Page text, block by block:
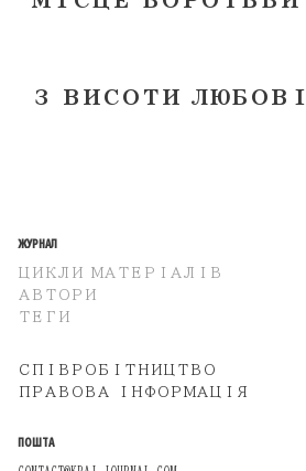
З ВИСОТИ ЛЮБОВІ
ЖУРНАЛ
ЦИКЛИ МАТЕРІАЛІВ
АВТОРИ
ТЕГИ
СПІВРОБІТНИЦТВО
ПРАВОВА ІНФОРМАЦІЯ
ПОШТА